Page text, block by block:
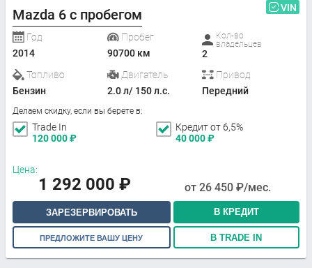
Mazda 6 с пробегом VIN
Год
2014
Пробег
90700 км
Кол-во
владельцев
2
Топливо
Бензин
Двигатель
2.0 л/ 150 л.с.
Привод
Передний
Делаем скидку, если вы берете в:
Trade In
120 000₽
Кредит от 6,5%
40 000₽
Цена:
1 292 000 ₽ от 26 450 ₽/мес.
ЗАРЕЗЕРВИРОВАТЬ В КРЕДИТ
ПРЕДЛОЖИТЕ ВАШУ ЦЕНУ В TRADE IN